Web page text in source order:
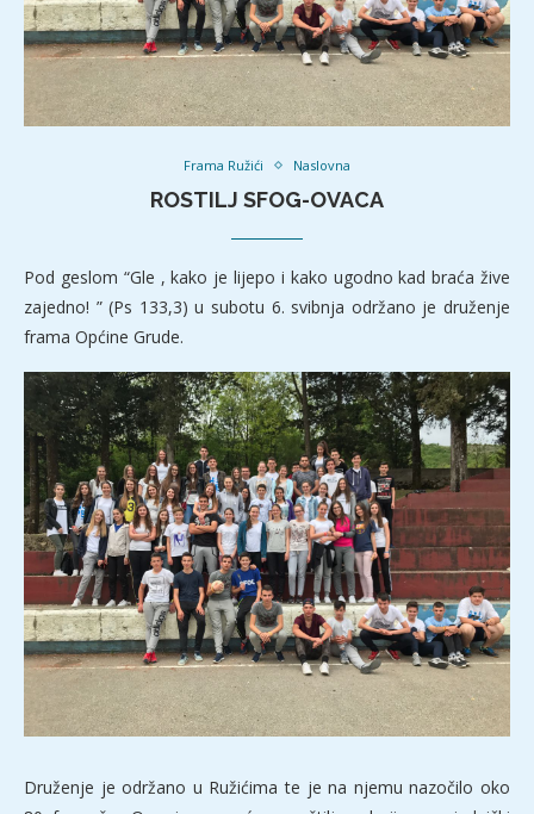
Frama Ružići Naslovna
ROSTILJ SFOG-OVACA
Pod geslom “Gle , kako je lijepo i kako ugodno kad braća žive
zajedno! ” (Ps 133,3) u subotu 6. svibnja održano je druženje
frama Općine Grude.
Druženje je održano u Ružićima te je na njemu nazočilo oko